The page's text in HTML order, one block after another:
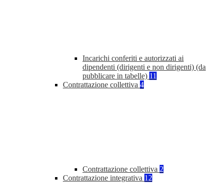
Incarichi conferiti e autorizzati ai
dipendenti (dirigenti e non dirigenti) (da
pubblicare in tabelle) 11
Contrattazione collettiva 4
Contrattazione collettiva 2
Contrattazione integrativa 12